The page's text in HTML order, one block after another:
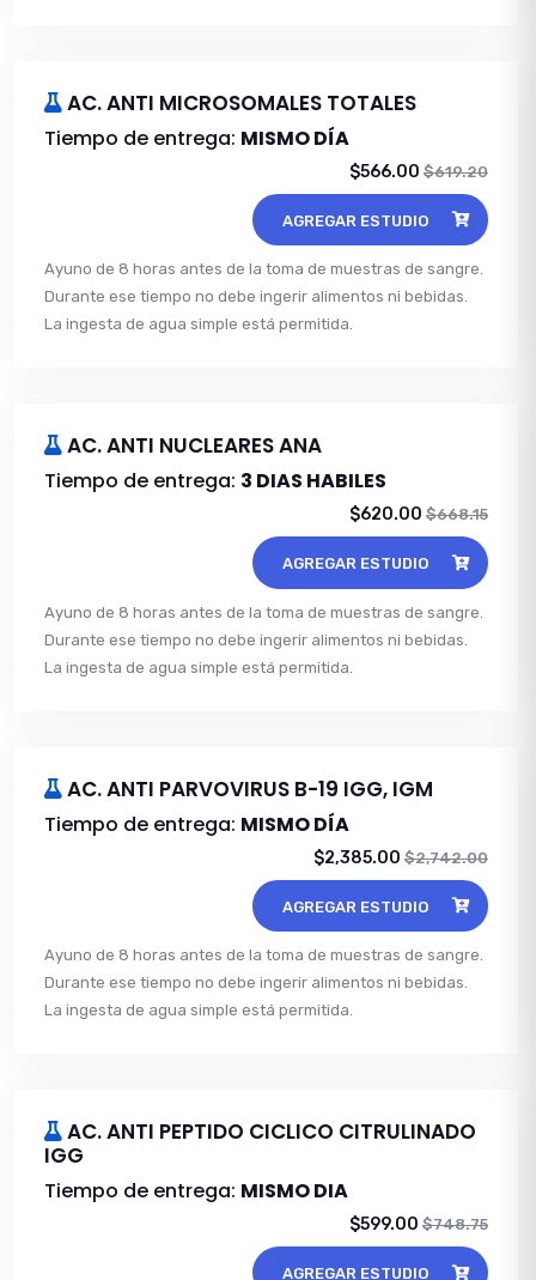
AC. ANTI MICROSOMALES TOTALES
Tiempo de entrega: MISMO DÍA
$566.00 $619.20
AGREGAR ESTUDIO
Ayuno de 8 horas antes de la toma de muestras de sangre.
Durante ese tiempo no debe ingerir alimentos ni bebidas.
La ingesta de agua simple está permitida.
AC. ANTI NUCLEARES ANA
Tiempo de entrega: 3 DIAS HABILES
$620.00 $668.15
AGREGAR ESTUDIO
Ayuno de 8 horas antes de la toma de muestras de sangre.
Durante ese tiempo no debe ingerir alimentos ni bebidas.
La ingesta de agua simple está permitida.
AC. ANTI PARVOVIRUS B-19 IGG, IGM
Tiempo de entrega: MISMO DÍA
$2,385.00 $2,742.00
AGREGAR ESTUDIO
Ayuno de 8 horas antes de la toma de muestras de sangre.
Durante ese tiempo no debe ingerir alimentos ni bebidas.
La ingesta de agua simple está permitida.
AC. ANTI PEPTIDO CICLICO CITRULINADO
IGG
Tiempo de entrega: MISMO DIA
$599.00 $748.75
AGREGAR ESTUDIO